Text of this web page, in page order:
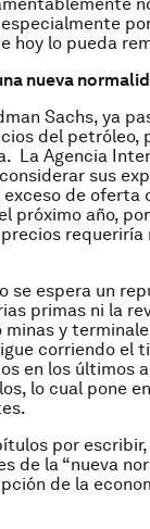
hoy lo pueda
nueva
Sachs, ya
del petróleo,
La Agencia
sus
exceso de oferta
próximo año,
se espera un
primas ni la
y
corriendo el
en los últimos
lo cual pone
por
de la “nueva
de la